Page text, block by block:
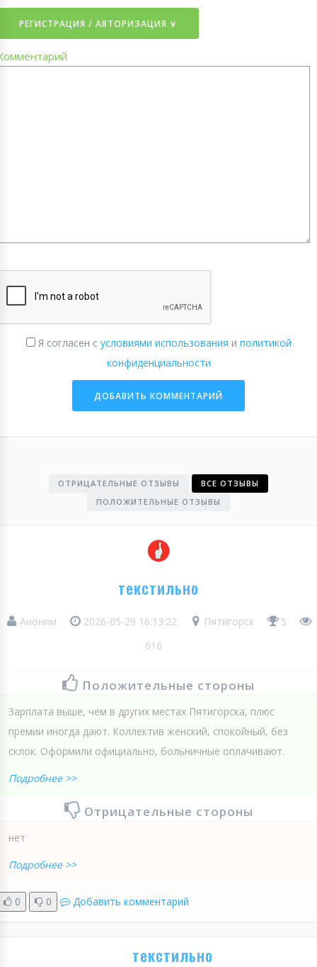
РЕГИСТРАЦИЯ / АВТОРИЗАЦИЯ ∨
Я согласен с условиями использования и политикой
конфиденциальности
ОТРИЦАТЕЛЬНЫЕ ОТЗЫВЫ
ВСЕ ОТЗЫВЫ
ПОЛОЖИТЕЛЬНЫЕ ОТЗЫВЫ
текстильно
Аноним 2026-05-29 16:13:22 Пятигорск
5
616
Положительные стороны
Зарплата выше, чем в других местах Пятигорска, плюс
премии иногда дают. Коллектив женский, спокойный, без
склок. Оформили официально, больничные оплачивают.
Подробнее >>
Отрицательные стороны
нет
Подробнее >>
0 0 Добавить комментарий
текстильно